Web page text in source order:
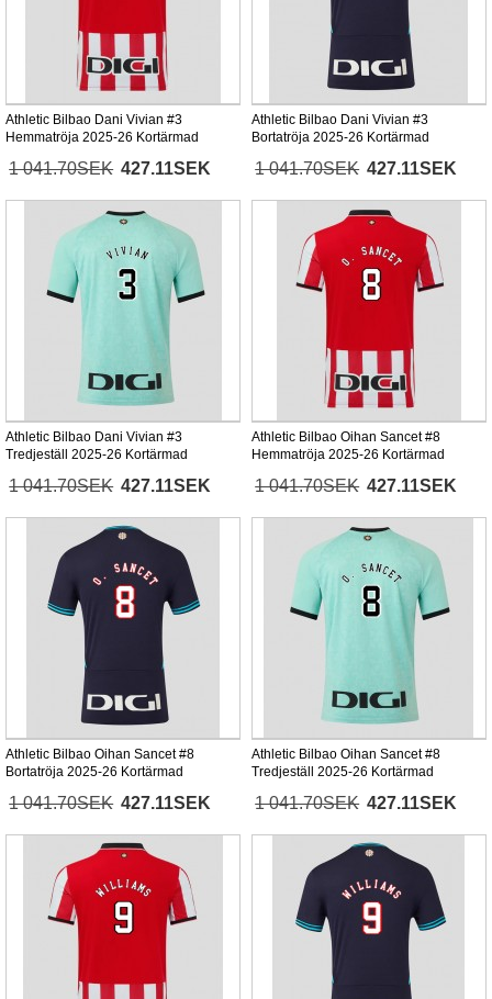
Athletic Bilbao Dani Vivian #3
Hemmatröja 2025-26 Kortärmad
1 041.70SEK 427.11SEK
Athletic Bilbao Dani Vivian #3
Bortatröja 2025-26 Kortärmad
1 041.70SEK 427.11SEK
Athletic Bilbao Dani Vivian #3
Tredjeställ 2025-26 Kortärmad
1 041.70SEK 427.11SEK
Athletic Bilbao Oihan Sancet #8
Hemmatröja 2025-26 Kortärmad
1 041.70SEK 427.11SEK
Athletic Bilbao Oihan Sancet #8
Bortatröja 2025-26 Kortärmad
1 041.70SEK 427.11SEK
Athletic Bilbao Oihan Sancet #8
Tredjeställ 2025-26 Kortärmad
1 041.70SEK 427.11SEK